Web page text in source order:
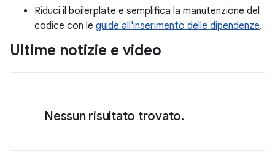
Riduci il boilerplate e semplifica la manutenzione del
codice con le guide all'inserimento delle dipendenze.
Ultime notizie e video
Nessun risultato trovato.